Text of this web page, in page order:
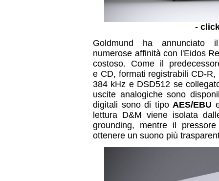
-
Goldmund ha
numerose affinità con l'Eidos
costoso. Come il
e CD, formati registrabili CD-
384 kHz e DSD512 se
uscite analogiche sono
digitali sono di tipoAES/EBU
lettura D&M viene isolata
grounding, mentre il
ottenere un suono più